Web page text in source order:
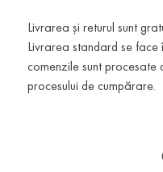
Livrarea și returul sunt
Livrarea standard se
comenzile sunt
procesului de cumpărare.